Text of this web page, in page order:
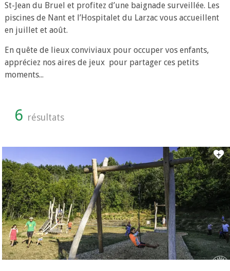
St-Jean du Bruel et profitez d’une baignade surveillée. Les
piscines de Nant et l’Hospitalet du Larzac vous accueillent
en juillet et août.
En quête de lieux conviviaux pour occuper vos enfants,
appréciez nos aires de jeux pour partager ces petits
moments...
6 résultats